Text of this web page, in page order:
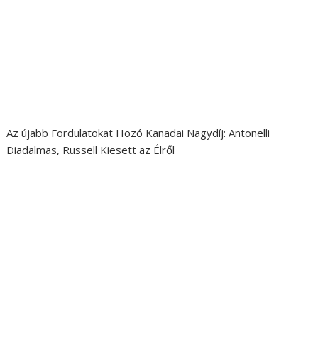
Az újabb Fordulatokat Hozó Kanadai Nagydíj: Antonelli
Diadalmas, Russell Kiesett az Élről